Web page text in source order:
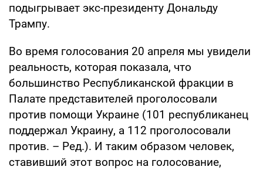
подыгрывает экс-президенту Дональду
Трампу.
Во время голосования 20 апреля мы увидели
реальность, которая показала, что
большинство Республиканской фракции в
Палате представителей проголосовали
против помощи Украине (101 республиканец
поддержал Украину, а 112 проголосовали
против. – Ред.). И таким образом человек,
ставивший этот вопрос на голосование,